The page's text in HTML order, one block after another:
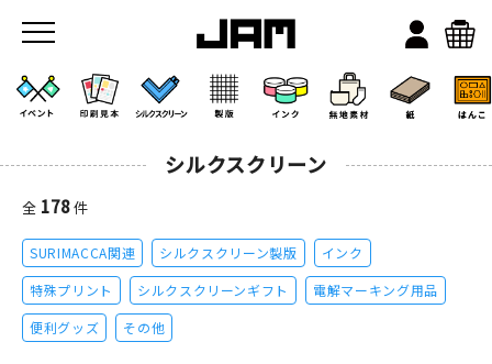
JAMのこと
お店/ワークスペース
シルクスクリーン
全 178件
SURIMACCA関連 シルクスクリーン製版
インク
特殊プリント
シルクスクリーンギフト
電解マーキング用品
便利グッズ
その他